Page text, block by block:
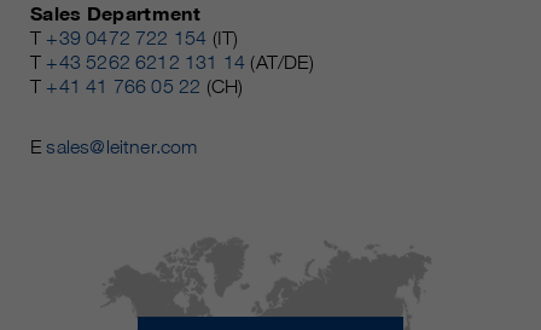
Sales Department
T +39 0472 722 154 (IT)
T +43 5262 6212 131 14 (AT/DE)
T +41 41 766 05 22 (CH)
Esales@leitner.com